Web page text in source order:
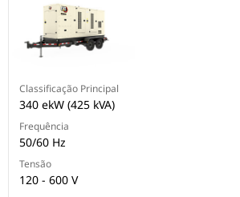
Classificação Principal
340 ekW (425 kVA)
Frequência
50/60 Hz
Tensão
120 - 600 V